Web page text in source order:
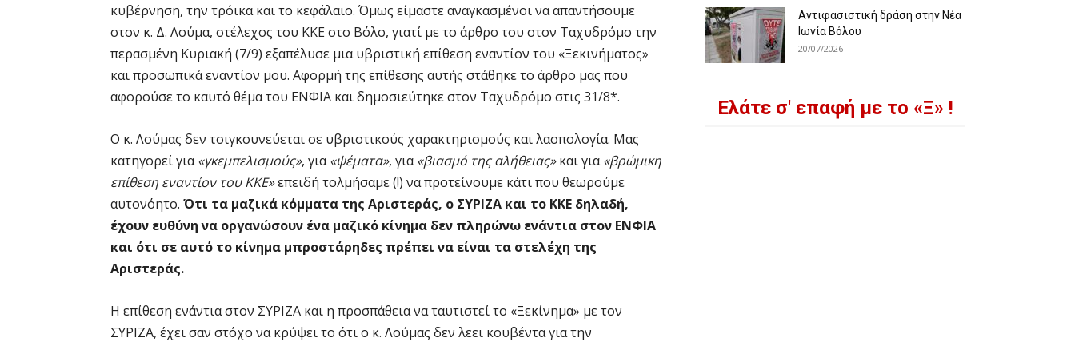
κυβέρνηση, την τρόικα και το κεφάλαιο. Όμως είμαστε αναγκασμένοι να απαντήσουμε
στον κ. Δ. Λούμα, στέλεχος του ΚΚΕ στο Βόλο, γιατί με το άρθρο του στον Ταχυδρόμο την
περασμένη Κυριακή (7/9) εξαπέλυσε μια υβριστική επίθεση εναντίον του «Ξεκινήματος»
και προσωπικά εναντίον μου. Αφορμή της επίθεσης αυτής στάθηκε το άρθρο μας που
αφορούσε το καυτό θέμα του ΕΝΦΙΑ και δημοσιεύτηκε στον Ταχυδρόμο στις 31/8*.
Ο κ. Λούμας δεν τσιγκουνεύεται σε υβριστικούς χαρακτηρισμούς και λασπολογία. Μας
κατηγορεί για«γκεμπελισμούς», για«ψέματα», για«βιασμό της αλήθειας»και για«βρώμικη
επίθεση εναντίον του ΚΚΕ»επειδή τολμήσαμε (!) να προτείνουμε κάτι που θεωρούμε
αυτονόητο. Ότι τα μαζικά κόμματα της Αριστεράς, ο ΣΥΡΙΖΑ και το ΚΚΕ δηλαδή,
έχουν ευθύνη να οργανώσουν ένα μαζικό κίνημα δεν πληρώνω ενάντια στον ΕΝΦΙΑ
και ότι σε αυτό το κίνημα μπροστάρηδες πρέπει να είναι τα στελέχη της
Αριστεράς.
Η επίθεση ενάντια στον ΣΥΡΙΖΑ και η προσπάθεια να ταυτιστεί το «Ξεκίνημα» με τον
ΣΥΡΙΖΑ, έχει σαν στόχο να κρύψει το ότι ο κ. Λούμας δεν λεει κουβέντα για την
Αντιφασιστική δράση στην Νέα
Ιωνία Βόλου
20/07/2026
Ελάτε σ' επαφή με το «Ξ» !